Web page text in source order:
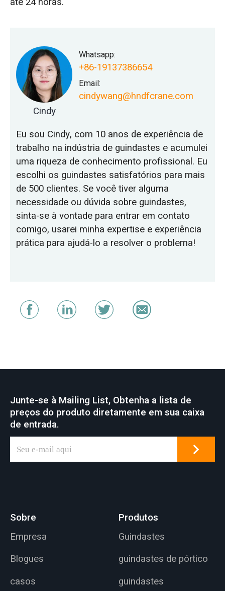
Cindy
Whatsapp:
+86-19137386654
Email:
cindywang@hndfcrane.com
Eu sou Cindy, com 10 anos de experiência de
trabalho na indústria de guindastes e acumulei
uma riqueza de conhecimento profissional. Eu
escolhi os guindastes satisfatórios para mais
de 500 clientes. Se você tiver alguma
necessidade ou dúvida sobre guindastes,
sinta-se à vontade para entrar em contato
comigo, usarei minha expertise e experiência
prática para ajudá-lo a resolver o problema!
Junte-se à Mailing List, Obtenha a lista de
preços do produto diretamente em sua caixa
de entrada.
Sobre
Empresa
Blogues
casos
Produtos
Guindastes
guindastes de pórtico
guindastes